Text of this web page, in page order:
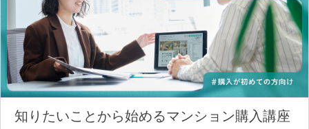
知りたいことから始めるマンション購入講座